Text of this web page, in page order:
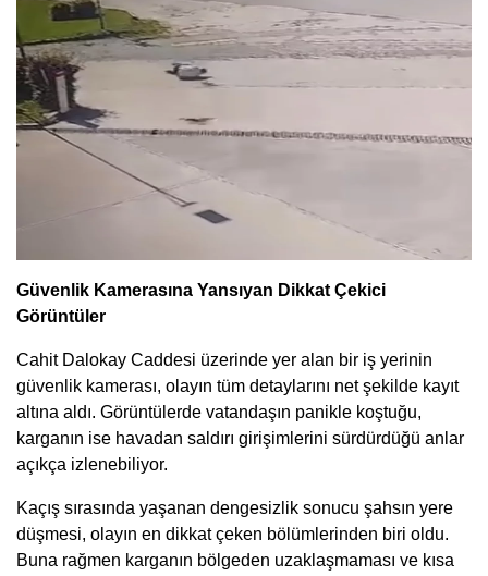
Güvenlik Kamerasına Yansıyan Dikkat Çekici
Görüntüler
Cahit Dalokay Caddesi üzerinde yer alan bir iş yerinin
güvenlik kamerası, olayın tüm detaylarını net şekilde kayıt
altına aldı. Görüntülerde vatandaşın panikle koştuğu,
karganın ise havadan saldırı girişimlerini sürdürdüğü anlar
açıkça izlenebiliyor.
Kaçış sırasında yaşanan dengesizlik sonucu şahsın yere
düşmesi, olayın en dikkat çeken bölümlerinden biri oldu.
Buna rağmen karganın bölgeden uzaklaşmaması ve kısa